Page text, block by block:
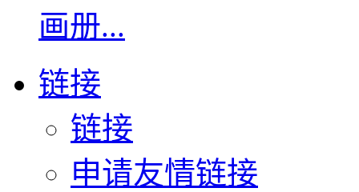
画册...
链接
链接
申请友情链接